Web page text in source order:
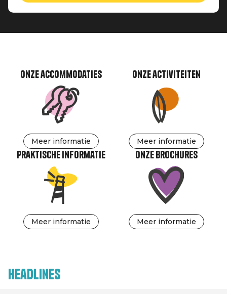
Onze accommodaties
Meer informatie
Onze activiteiten
Meer informatie
Praktische informatie
Meer informatie
Onze brochures
Meer informatie
Headlines